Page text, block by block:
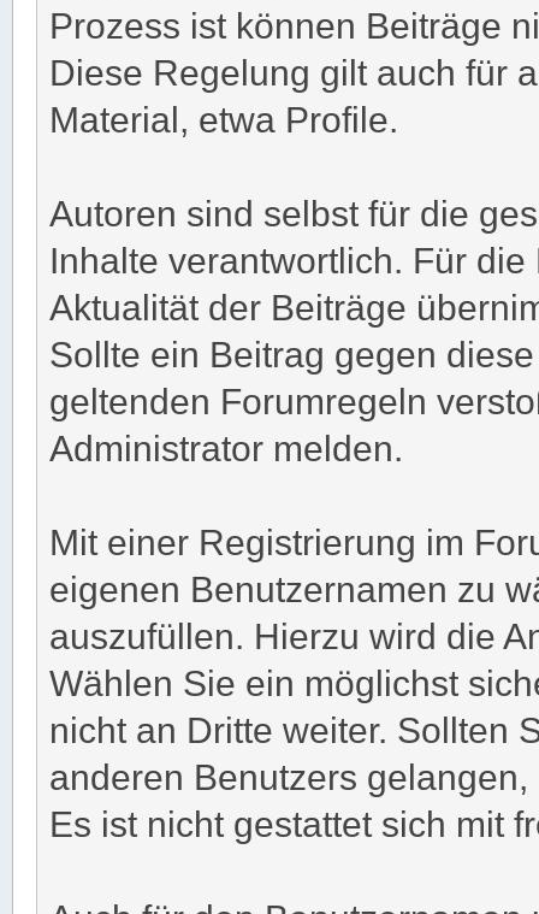
Prozess ist können Beiträge
Diese Regelung gilt auch für
Material, etwa Profile.
Autoren sind selbst für die
Inhalte verantwortlich. Für
Aktualität der Beiträge
Sollte ein Beitrag gegen
geltenden Forumregeln
Administrator melden.
Mit einer Registrierung im
eigenen Benutzernamen zu
auszufüllen. Hierzu wird die
Wählen Sie ein möglichst
nicht an Dritte weiter. Sollten
anderen Benutzers
Es ist nicht gestattet sich mit